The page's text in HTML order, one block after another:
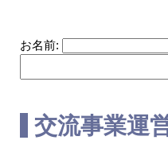
お名前:
交流事業運